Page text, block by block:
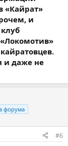
«Кайрат»
и
и даже не
форума
#6